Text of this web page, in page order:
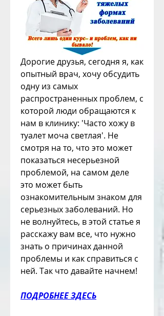
Дорогие друзья, сегодня я, как
опытный врач, хочу обсудить
одну из самых
распространенных проблем, с
которой люди обращаются к
нам в клинику: 'Часто хожу в
туалет моча светлая'. Не
смотря на то, что это может
показаться несерьезной
проблемой, на самом деле
это может быть
ознакомительным знаком для
серьезных заболеваний. Но
не волнуйтесь, в этой статье я
расскажу вам все, что нужно
знать о причинах данной
проблемы и как справиться с
ней. Так что давайте начнем!
ПОДРОБНЕЕ ЗДЕСЬ